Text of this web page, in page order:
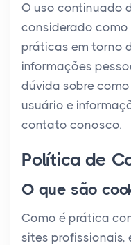
O uso continuado
considerado
práticas em torno
informações
dúvida sobre
usuário e
contato conosco.
Política de
O que são
Como é prática
sites profissionais,